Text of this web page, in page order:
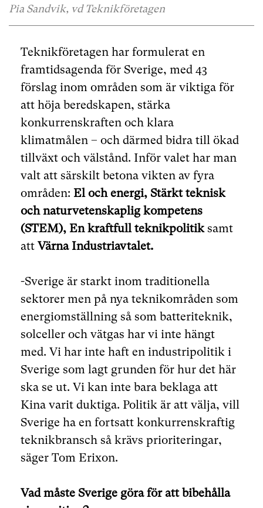
Pia Sandvik, vd Teknikföretagen
Teknikföretagen har formulerat en
framtidsagenda för Sverige, med 43
förslag inom områden som är viktiga för
att höja beredskapen, stärka
konkurrenskraften och klara
klimatmålen – och därmed bidra till ökad
tillväxt och välstånd. Inför valet har man
valt att särskilt betona vikten av fyra
områden: El och energi, Stärkt teknisk
och naturvetenskaplig kompetens
(STEM), En kraftfull teknikpolitiksamt
att Värna Industriavtalet.
-Sverige är starkt inom traditionella
sektorer men på nya teknikområden som
energiomställning så som batteriteknik,
solceller och vätgas har vi inte hängt
med. Vi har inte haft en industripolitik i
Sverige som lagt grunden för hur det här
ska se ut. Vi kan inte bara beklaga att
Kina varit duktiga. Politik är att välja, vill
Sverige ha en fortsatt konkurrenskraftig
teknikbransch så krävs prioriteringar,
säger Tom Erixon.
Vad måste Sverige göra för att bibehålla